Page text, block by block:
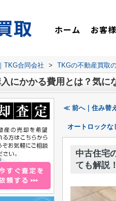
取 ホーム お客
TKG合同会社 > TKGの不動産買取
にかかる費用とは？気に
≪ 前へ｜住み替
オートロック
中古住宅
ても解説！